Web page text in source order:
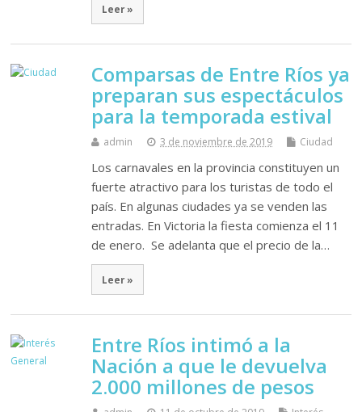
Leer »
Comparsas de Entre Ríos ya
preparan sus espectáculos
para la temporada estival
admin 3 de noviembre de 2019 Ciudad
Los carnavales en la provincia constituyen un
fuerte atractivo para los turistas de todo el
país. En algunas ciudades ya se venden las
entradas. En Victoria la fiesta comienza el 11
de enero. Se adelanta que el precio de la…
Leer »
Entre Ríos intimó a la
Nación a que le devuelva
2.000 millones de pesos